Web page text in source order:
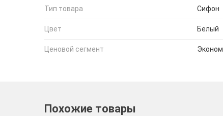
Тип товара Сифон
Цвет Белый
Ценовой сегмент Эконом
Похожие товары